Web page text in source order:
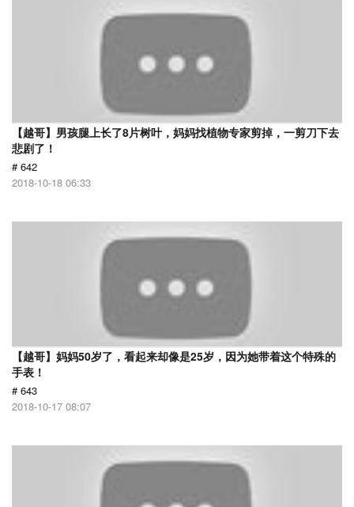
【越哥】男孩腿上长了8片树叶，妈妈找植物专家剪掉，一剪刀下去
悲剧了！
# 642
2018-10-18 06:33
【越哥】妈妈50岁了，看起来却像是25岁，因为她带着这个特殊的
手表！
# 643
2018-10-17 08:07